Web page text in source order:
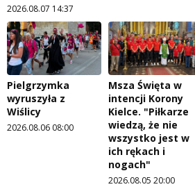
2026.08.07 14:37
Pielgrzymka
wyruszyła z
Wiślicy
2026.08.06 08:00
Msza Święta w
intencji Korony
Kielce. "Piłkarze
wiedzą, że nie
wszystko jest w
ich rękach i
nogach"
2026.08.05 20:00